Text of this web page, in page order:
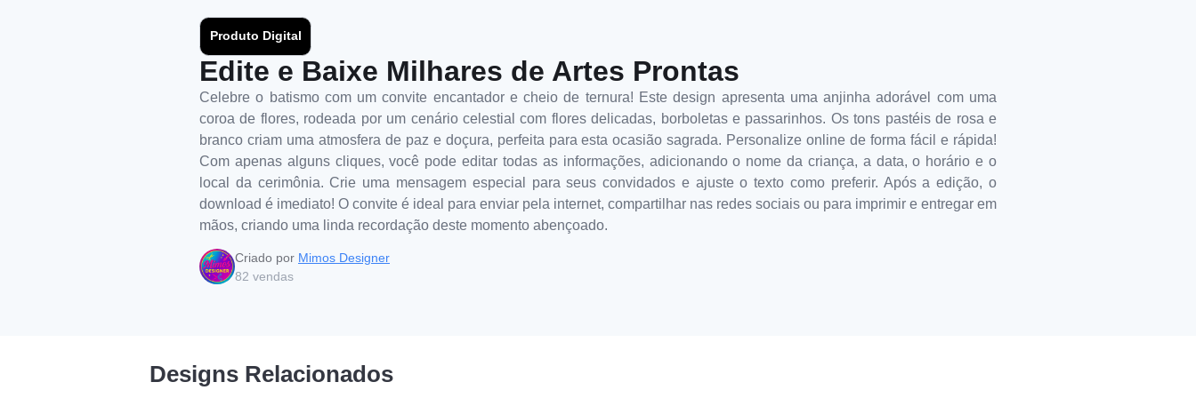
Produto Digital
Edite e Baixe Milhares de Artes Prontas
Celebre o batismo com um convite encantador e cheio de ternura! Este design apresenta uma anjinha adorável com uma
coroa de flores, rodeada por um cenário celestial com flores delicadas, borboletas e passarinhos. Os tons pastéis de rosa e
branco criam uma atmosfera de paz e doçura, perfeita para esta ocasião sagrada. Personalize online de forma fácil e rápida!
Com apenas alguns cliques, você pode editar todas as informações, adicionando o nome da criança, a data, o horário e o
local da cerimônia. Crie uma mensagem especial para seus convidados e ajuste o texto como preferir. Após a edição, o
download é imediato! O convite é ideal para enviar pela internet, compartilhar nas redes sociais ou para imprimir e entregar em
mãos, criando uma linda recordação deste momento abençoado.
Criado por Mimos Designer
82 vendas
Designs Relacionados